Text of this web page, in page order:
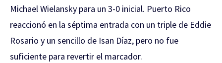
Michael Wielansky para un 3-0 inicial. Puerto Rico
reaccionó en la séptima entrada con un triple de Eddie
Rosario y un sencillo de Isan Díaz, pero no fue
suficiente para revertir el marcador.